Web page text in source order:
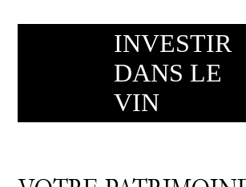
INVESTIR
DANS LE
VIN